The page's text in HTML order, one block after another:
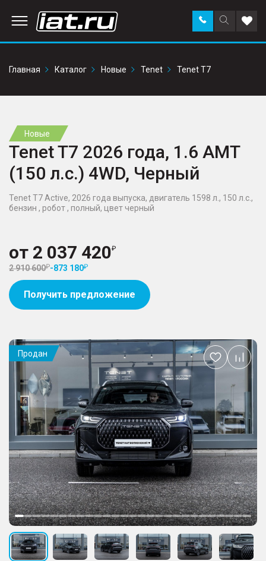
Поиск
по
Заказать
звонок в
Главная
Каталог Новые Tenet Tenet T7
Новые
Tenet T7 2026 года, 1.6 AMT
(150 л.с.) 4WD, Черный
Tenet T7 Active, 2026 года выпуска, двигатель 1598 л., 150 л.с.,
бензин , робот , полный, цвет черный
от 2 037 420
2 910 600 -873 180
Получить предложение
Продан
Добавить
в
избранное